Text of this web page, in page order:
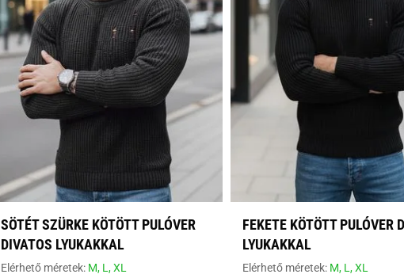
SÖTÉT SZÜRKE KÖTÖTT PULÓVER
DIVATOS LYUKAKKAL
Elérhető méretek: M, L,XL
FEKETE KÖTÖTT PULÓVER
LYUKAKKAL
Elérhető méretek: M, L,XL